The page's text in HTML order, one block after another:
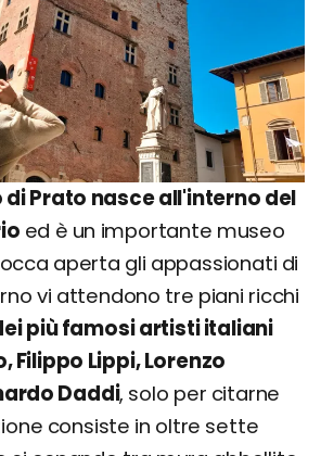
di Prato nasce all'interno del
ed è un importante museo
aperta gli appassionati di
vi attendono tre piani ricchi
più famosi artisti italiani
Filippo Lippi, Lorenzo
Daddi, solo per citarne
consiste in oltre sette